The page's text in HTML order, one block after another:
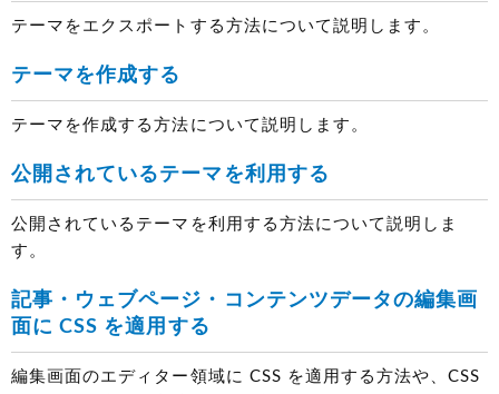
テーマをエクスポートする方法について説明します。
テーマを作成する
テーマを作成する方法について説明します。
公開されているテーマを利用する
公開されているテーマを利用する方法について説明しま
す。
記事・ウェブページ・コンテンツデータの編集画
面に CSS を適用する
編集画面のエディター領域に CSS を適用する方法や、CSS